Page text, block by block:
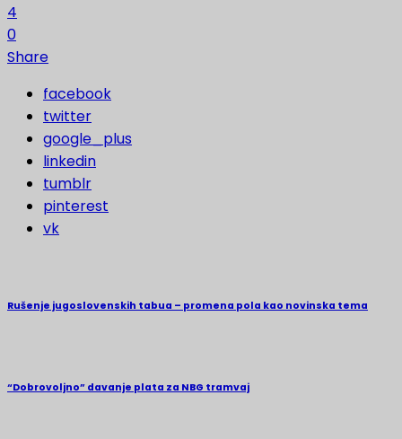
4
0
Share
facebook
twitter
google_plus
linkedin
tumblr
pinterest
vk
Rušenje jugoslovenskih tabua – promena pola kao novinska tema
“Dobrovoljno” davanje plata za NBG tramvaj